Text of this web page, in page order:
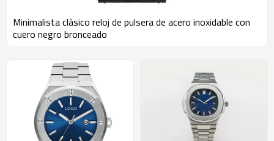
Minimalista clásico reloj de pulsera de acero inoxidable con
cuero negro bronceado